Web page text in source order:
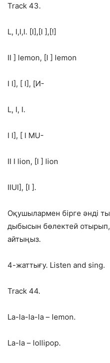
Track 43.
L, I,I,I. [I],[I ],[!]
II ] lemon, [I ] lemon
I I], [ I], [И-
L, I, I.
I I], [ I MU-
II I lion, [I ] lion
IIUI], [I ].
Оқушылармен бірге әнді
дыбысын бөлектей отырып,
айтыңыз.
4-жаттығу. Listen and sing.
Track 44.
La-la-la-la – lemon.
La-la – lollipop.